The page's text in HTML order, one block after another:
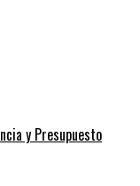
y Presupuesto